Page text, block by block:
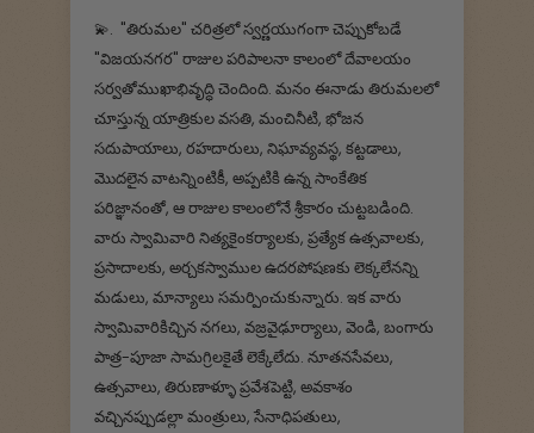
💫. "తిరుమల" చరిత్రలో స్వర్ణయుగంగా చెప్పుకోబడే
"విజయనగర" రాజుల పరిపాలనా కాలంలో దేవాలయం
సర్వతోముఖాభివృద్ధి చెందింది. మనం ఈనాడు తిరుమలలో
చూస్తున్న యాత్రికుల వసతి, మంచినీటి, భోజన
సదుపాయాలు, రహదారులు, నిఘావ్యవస్థ, కట్టడాలు,
మొదలైన వాటన్నింటికీ, అప్పటికి ఉన్న సాంకేతిక
పరిజ్ఞానంతో, ఆ రాజుల కాలంలోనే శ్రీకారం చుట్టబడింది.
వారు స్వామివారి నిత్యకైంకర్యాలకు, ప్రత్యేక ఉత్సవాలకు,
ప్రసాదాలకు, అర్చకస్వాముల ఉదరపోషణకు లెక్కలేనన్ని
మడులు, మాన్యాలు సమర్పించుకున్నారు. ఇక వారు
స్వామివారికిచ్చిన నగలు, వజ్రవైఢూర్యాలు, వెండి, బంగారు
పాత్ర-పూజా సామగ్రిలకైతే లెక్కేలేదు. నూతనసేవలు,
ఉత్సవాలు, తిరుణాళ్ళూ ప్రవేశపెట్టి, అవకాశం
వచ్చినప్పుడల్లా మంత్రులు, సేనాధిపతులు,